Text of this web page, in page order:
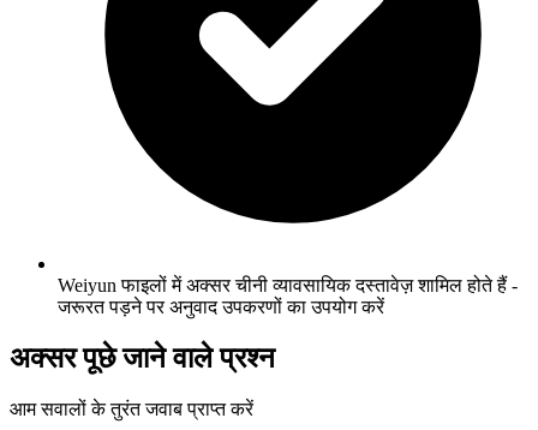
Weiyun फाइलों में अक्सर चीनी व्यावसायिक दस्तावेज़ शामिल होते हैं -
जरूरत पड़ने पर अनुवाद उपकरणों का उपयोग करें
अक्सर पूछे जाने वाले प्रश्न
आम सवालों के तुरंत जवाब प्राप्त करें